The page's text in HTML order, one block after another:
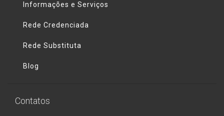
Informações e Serviços
Rede Credenciada
Rede Substituta
Blog
Contatos